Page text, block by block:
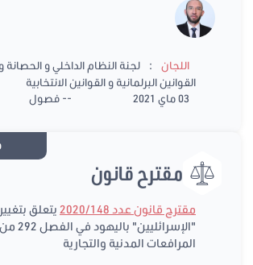
اللجان :
لجنة النظام الداخلي و الحصانة و
القوانين البرلمانية و القوانين الانتخابية
03 ماي 2021
-- فصول
مقترح قانون
مقترح قانون عدد 2020/148
يتعلق
المرافعات المدنية والتجارية